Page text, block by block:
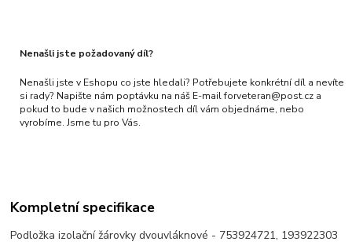
Nenašli jste požadovaný díl?
Nenašli jste v Eshopu co jste hledali? Potřebujete konkrétní díl a nevíte
si rady? Napište nám poptávku na náš E-mail forveteran@post.cz a
pokud to bude v našich možnostech díl vám objednáme, nebo
vyrobíme. Jsme tu pro Vás.
Kompletní specifikace
Podložka izolační žárovky dvouvláknové - 753924721, 193922303